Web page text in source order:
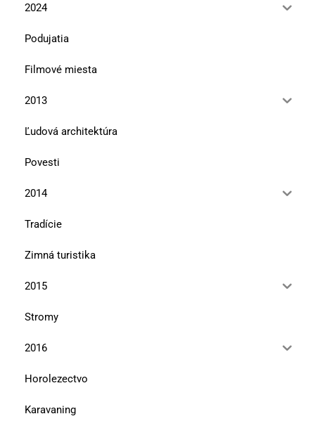
2024
Podujatia
Filmové miesta
2013
Ľudová architektúra
Povesti
2014
Tradície
Zimná turistika
2015
Stromy
2016
Horolezectvo
Karavaning